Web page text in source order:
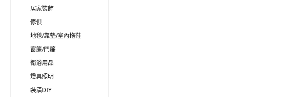
居家裝飾
傢俱
地毯/靠墊/室內拖鞋
窗簾/門簾
衛浴用品
燈具照明
裝潢DIY